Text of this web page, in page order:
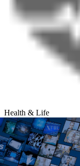
Health & Life